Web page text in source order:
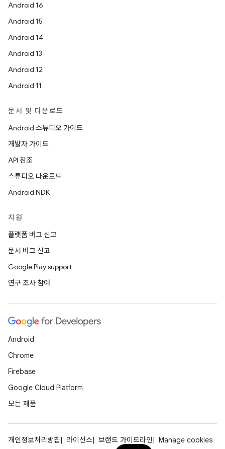
Android 16
Android 15
Android 14
Android 13
Android 12
Android 11
문서 및 다운로드
Android 스튜디오 가이드
개발자 가이드
API 참조
스튜디오 다운로드
Android NDK
지원
플랫폼 버그 신고
문서 버그 신고
Google Play support
연구 조사 참여
Android
Chrome
Firebase
Google Cloud Platform
모든 제품
개인정보처리방침 라이선스 브랜드 가이드라인 Manage cookies